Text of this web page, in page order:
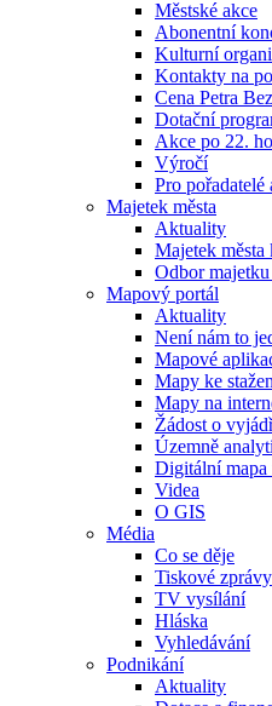
Městské akce
Abonentní
Kulturní
Kontakty na
Cena Petra
Dotační
Akce po 22.
Výročí
Pro pořadatelé
Majetek města
Aktuality
Majetek
Odbor majetku
Mapový portál
Aktuality
Není nám to
Mapové
Mapy ke
Mapy na
Žádost o
Územně
Digitální mapa
Videa
O GIS
Média
Co se děje
Tiskové zprávy
TV vysílání
Hláska
Vyhledávání
Podnikání
Aktuality